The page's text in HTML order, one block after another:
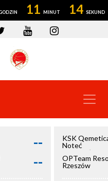
11 14
--
--
KSK
Noteć
Inowrocław
OPTeam
Rzeszów